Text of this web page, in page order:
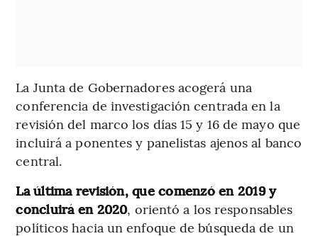
La Junta de Gobernadores acogerá una
conferencia de investigación centrada en la
revisión del marco los días 15 y 16 de mayo que
incluirá a ponentes y panelistas ajenos al banco
central.
La última revisión, que comenzó en 2019 y
concluirá en 2020, orientó a los responsables
políticos hacia un enfoque de búsqueda de un